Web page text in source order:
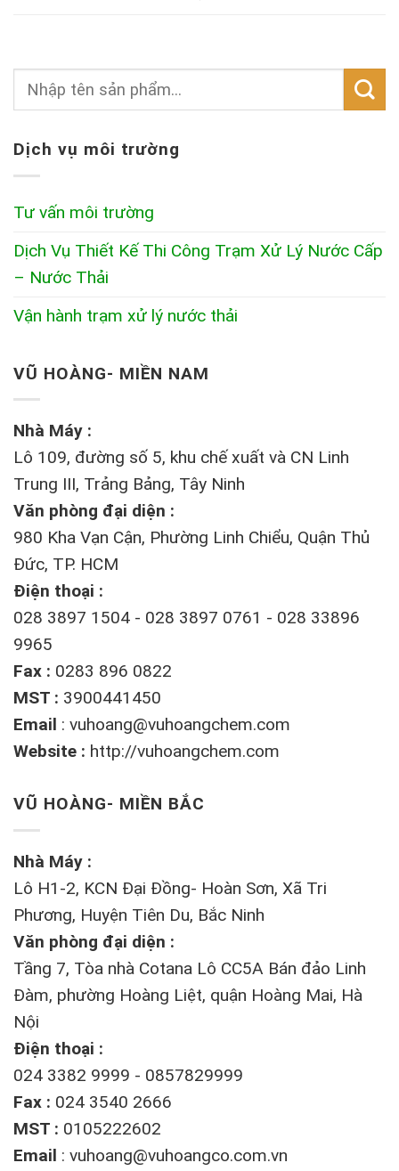
Dịch vụ môi trường
Tư vấn môi trường
Dịch Vụ Thiết Kế Thi Công Trạm Xử Lý Nước Cấp
– Nước Thải
Vận hành trạm xử lý nước thải
VŨ HOÀNG- MIỀN NAM
Nhà Máy :
Lô 109, đường số 5, khu chế xuất và CN Linh
Trung III, Trảng Bảng, Tây Ninh
Văn phòng đại diện :
980 Kha Vạn Cận, Phường Linh Chiểu, Quận Thủ
Đức, TP. HCM
Điện thoại :
028 3897 1504 - 028 3897 0761 - 028 33896
9965
Fax : 0283 896 0822
MST : 3900441450
Email : vuhoang@vuhoangchem.com
Website : http://vuhoangchem.com
VŨ HOÀNG- MIỀN BẮC
Nhà Máy :
Lô H1-2, KCN Đại Đồng- Hoàn Sơn, Xã Tri
Phương, Huyện Tiên Du, Bắc Ninh
Văn phòng đại diện :
Tầng 7, Tòa nhà Cotana Lô CC5A Bán đảo Linh
Đàm, phường Hoàng Liệt, quận Hoàng Mai, Hà
Nội
Điện thoại :
024 3382 9999 - 0857829999
Fax : 024 3540 2666
MST : 0105222602
Email : vuhoang@vuhoangco.com.vn